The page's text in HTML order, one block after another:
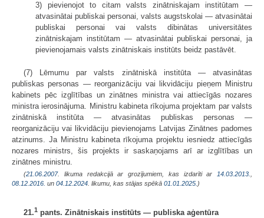
3) pievienojot to citam valsts zinātniskajam institūtam —
atvasinātai publiskai personai, valsts augstskolai — atvasinātai
publiskai personai vai valsts dibinātas universitātes
zinātniskajam institūtam — atvasinātai publiskai personai, ja
pievienojamais valsts zinātniskais institūts beidz pastāvēt.
(7) Lēmumu par valsts zinātniskā institūta — atvasinātas
publiskas personas — reorganizāciju vai likvidāciju pieņem Ministru
kabinets pēc izglītības un zinātnes ministra vai attiecīgās nozares
ministra ierosinājuma. Ministru kabineta rīkojuma projektam par valsts
zinātniskā institūta — atvasinātas publiskas personas —
reorganizāciju vai likvidāciju pievienojams Latvijas Zinātnes padomes
atzinums. Ja Ministru kabineta rīkojuma projektu iesniedz attiecīgās
nozares ministrs, šis projekts ir saskaņojams arī ar izglītības un
zinātnes ministru.
(21.06.2007. likuma redakcijā ar grozījumiem, kas izdarīti ar 14.03.2013.
08.12.2016. un 04.12.2024 . likumu, kas stājas spēkā 01.01.2025. )
21.1 pants. Zinātniskais institūts — publiska aģentūra